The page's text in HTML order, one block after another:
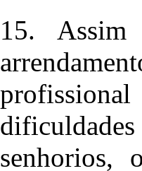
15.
senhorios,